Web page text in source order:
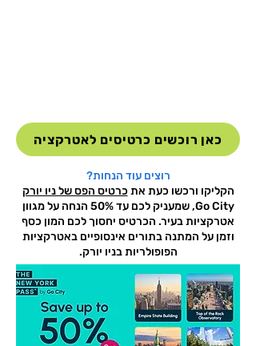
כאן רוכשים כרטיסים לאטרקציה
רוצים עוד הנחות?
הקליקו ורכשו כעת את כרטיס הפס של ניו יורק
Go City, שמעניק לכם עד 50% הנחה על מגוון
אטרקציות בעיר. הכרטיס יחסוך לכם המון כסף
וזמן על המתנה בתורים אינסופיים באטרקציות
הפופולריות בניו יורק.